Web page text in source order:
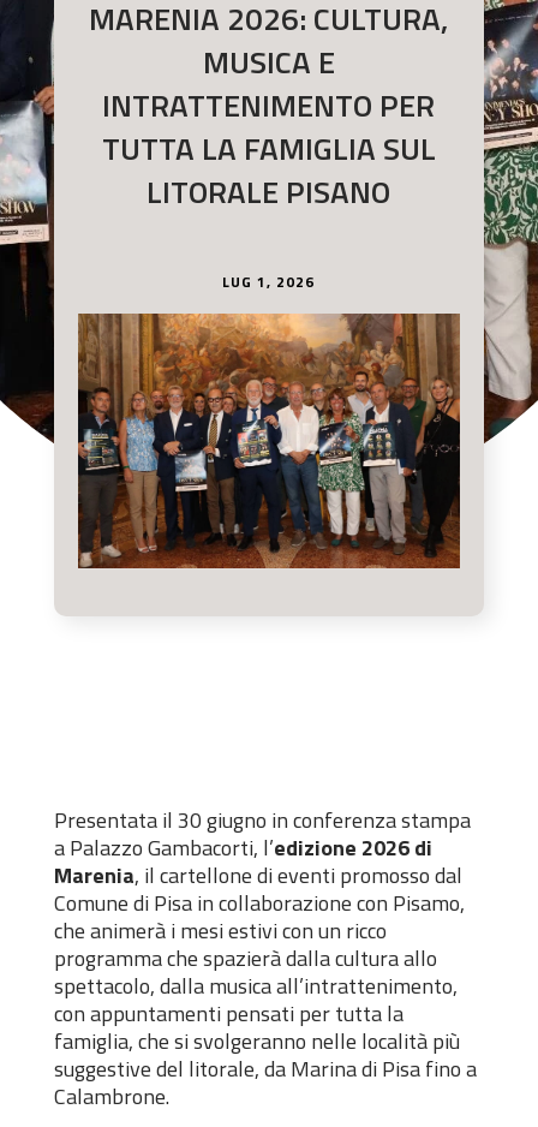
MARENIA 2026: CULTURA,
MUSICA E
INTRATTENIMENTO PER
TUTTA LA FAMIGLIA SUL
LITORALE PISANO
LUG 1, 2026
Presentata il 30 giugno in conferenza stampa
a Palazzo Gambacorti, l’edizione 2026 di
Marenia, il cartellone di eventi promosso dal
Comune di Pisa in collaborazione con Pisamo,
che animerà i mesi estivi con un ricco
programma che spazierà dalla cultura allo
spettacolo, dalla musica all’intrattenimento,
con appuntamenti pensati per tutta la
famiglia, che si svolgeranno nelle località più
suggestive del litorale, da Marina di Pisa fino a
Calambrone.